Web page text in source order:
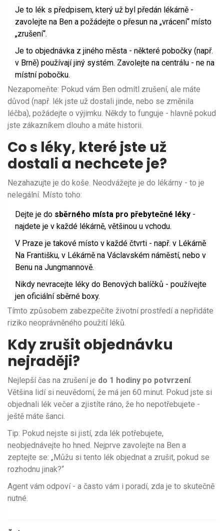
Je to lék s předpisem, který už byl předán lékárně -
zavolejte na Ben a požádejte o přesun na „vrácení“ místo
„zrušení“.
Je to objednávka z jiného města - některé pobočky (např.
v Brně) používají jiný systém. Zavolejte na centrálu - ne na
místní pobočku.
Nezapomeňte: Pokud vám Ben odmítl zrušení, ale máte
důvod (např. lék jste už dostali jinde, nebo se změnila
léčba), požádejte o výjimku. Někdy to funguje - hlavně pokud
jste zákazníkem dlouho a máte historii.
Co s léky, které jste už
dostali a nechcete je?
Nezahazujte je do koše. Neodvážejte je do lékárny - to je
nelegální. Místo toho:
Dejte je do sběrného místa pro přebytečné léky -
najdete je v každé lékárně, většinou u vchodu.
V Praze je takové místo v každé čtvrti - např. v Lékárně
Na Františku, v Lékárně na Václavském náměstí, nebo v
Benu na Jungmannově.
Nikdy nevracejte léky do Benových balíčků - používejte
jen oficiální sběrné boxy.
Tímto způsobem zabezpečíte životní prostředí a nepřidáte
riziko neoprávněného použití léků.
Kdy zrušit objednávku
nejraději?
Nejlepší čas na zrušení je do 1 hodiny po potvrzení.
Většina lidí si neuvědomí, že má jen 60 minut. Pokud jste si
objednali lék večer a zjistíte ráno, že ho nepotřebujete -
ještě máte šanci.
Tip: Pokud nejste si jistí, zda lék potřebujete,
neobjednávejte ho hned. Nejprve zavolejte na Ben a
zeptejte se: „Můžu si tento lék objednat a zrušit, pokud se
rozhodnu jinak?“
Agent vám odpoví - a často vám i poradí, zda je to skutečně
nutné.